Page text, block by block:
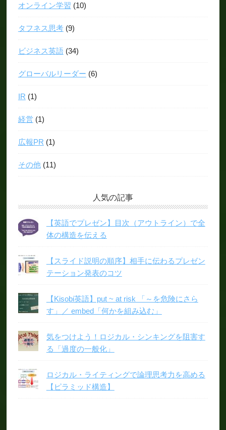
オンライン学習 (10)
タフネス思考(9)
ビジネス英語(34)
グローバルリーダー (6)
IR (1)
経営 (1)
広報PR (1)
その他(11)
人気の記事
【英語でプレゼン】目次（アウトライン）で全
体の構造を伝える
【スライド説明の順序】相手に伝わるプレゼン
テーション発表のコツ
【Kisobi英語】put ~ at risk 「～を危険にさら
す」／ embed「何かを組み込む」
気をつけよう！ロジカル・シンキングを阻害す
る「過度の一般化」
ロジカル・ライティングで論理思考力を高める
【ピラミッド構造】